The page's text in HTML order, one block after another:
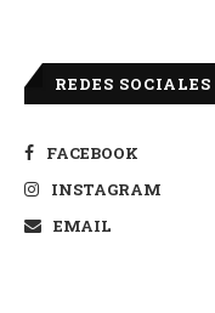
REDES SOCIALES
FACEBOOK
INSTAGRAM
EMAIL